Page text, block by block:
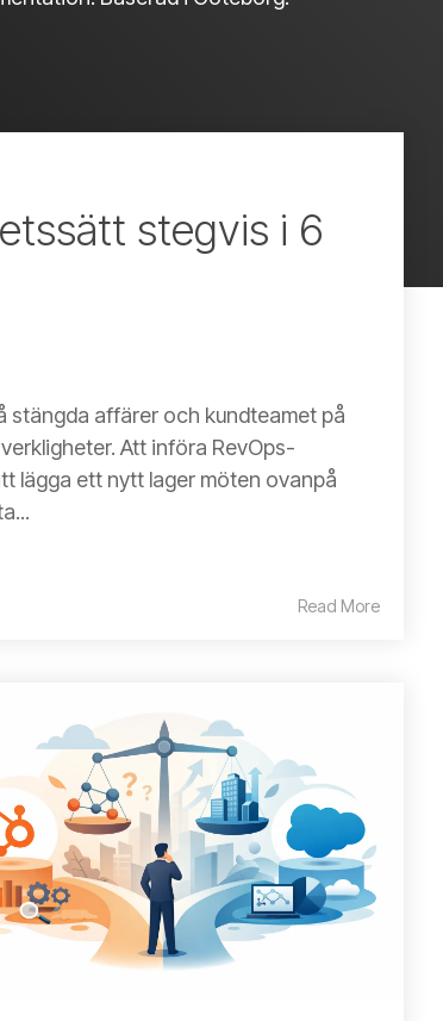
stegvis i 6
stängda affärer och kundteamet på
Att införa RevOps-
lägga ett nytt lager möten ovanpå
Read More